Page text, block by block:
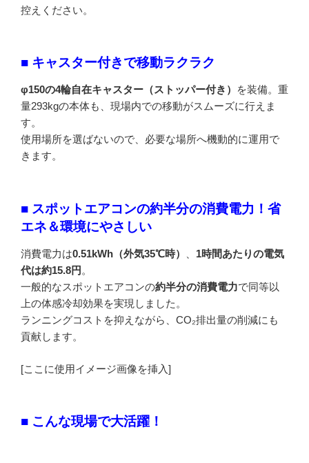
控えください。
■ キャスター付きで移動ラクラク
φ150の4輪自在キャスター（ストッパー付き）
を装備。重
量293kgの本体も、現場内での移動がスムーズに行えま
す。
使用場所を選ばないので、必要な場所へ機動的に運用で
きます。
■ スポットエアコンの約半分の消費電力！省
エネ＆環境にやさしい
消費電力は0.51kWh（外気35℃時）
1時間あたりの電気
代は約15.8円 。
一般的なスポットエアコンの約半分の消費電力で同等以
上の体感冷却効果を実現しました。
ランニングコストを抑えながら、CO₂排出量の削減にも
貢献します。
[ここに使用イメージ画像を挿入]
■ こんな現場で大活躍！